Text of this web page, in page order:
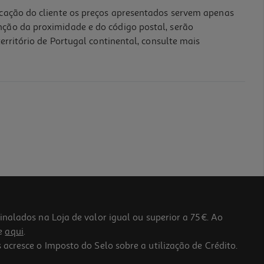
do cliente os preços apresentados servem apenas
da proximidade e do código postal, serão
de Portugal continental, consulte mais
na Loja de valor igual ou superior a 75€. Ao
aqui.
o Imposto do Selo sobre a utilização de Crédito.